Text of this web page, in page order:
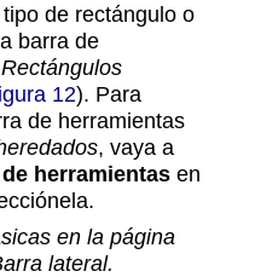
de rectángulo o
barra de
Rectángulos
12). Para
de herramientas
, vaya a
herramientas en
en la página
lateral.